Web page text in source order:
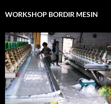
WORKSHOP BORDIR MESIN